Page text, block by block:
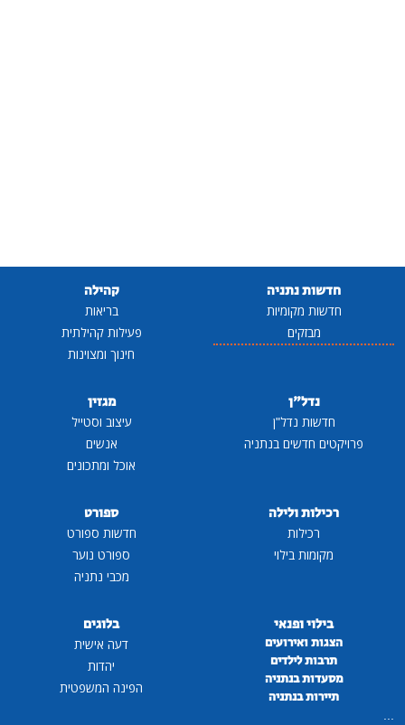
חדשות נתניה
חדשות מקומיות
מבזקים
קהילה
בריאות
פעילות קהילתית
חינוך ומצוינות
נדל"ן
חדשות נדל"ן
פרויקטים חדשים בנתניה
מגזין
עיצוב וסטייל
אנשים
אוכל ומתכונים
רכילות ולילה
רכילות
מקומות בילוי
ספורט
חדשות ספורט
ספורט נוער
מכבי נתניה
בילוי ופנאי
הצגות ואירועים
תרבות לילדים
מסעדות בנתניה
תיירות בנתניה
...
בלוגים
דעה אישית
יהדות
הפינה המשפטית